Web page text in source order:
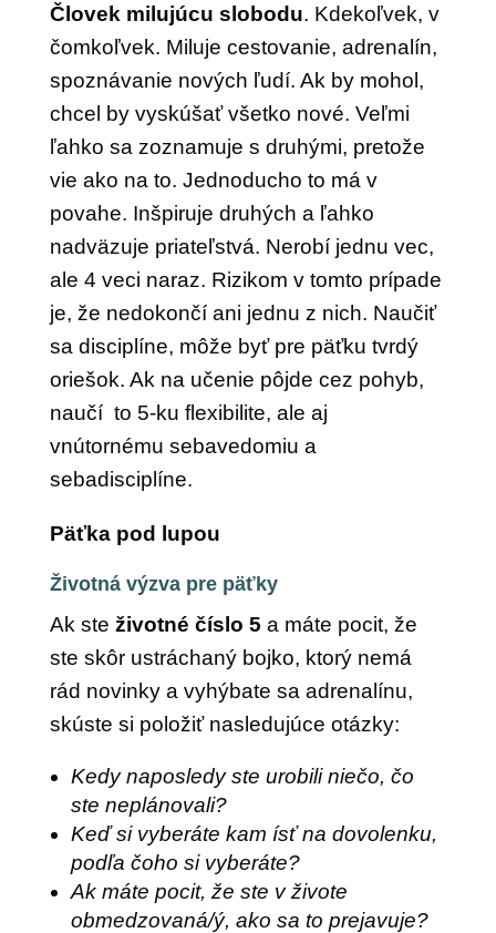
Človek milujúcu slobodu. Kdekoľvek, v
čomkoľvek. Miluje cestovanie, adrenalín,
spoznávanie nových ľudí. Ak by mohol,
chcel by vyskúšať všetko nové. Veľmi
ľahko sa zoznamuje s druhými, pretože
vie ako na to. Jednoducho to má v
povahe. Inšpiruje druhých a ľahko
nadväzuje priateľstvá. Nerobí jednu vec,
ale 4 veci naraz. Rizikom v tomto prípade
je, že nedokončí ani jednu z nich. Naučiť
sa disciplíne, môže byť pre päťku tvrdý
oriešok. Ak na učenie pôjde cez pohyb,
naučí to 5-ku flexibilite, ale aj
vnútornému sebavedomiu a
sebadisciplíne.
Päťka pod lupou
Životná výzva pre päťky
Ak ste životné číslo 5 a máte pocit, že
ste skôr ustráchaný bojko, ktorý nemá
rád novinky a vyhýbate sa adrenalínu,
skúste si položiť nasledujúce otázky:
Kedy naposledy ste urobili niečo, čo
ste neplánovali?
Keď si vyberáte kam ísť na dovolenku,
podľa čoho si vyberáte?
Ak máte pocit, že ste v živote
obmedzovaná/ý, ako sa to prejavuje?